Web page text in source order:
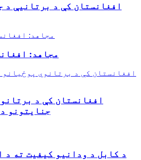
افغانستان کې د برتانیې د
مجاهد:
افغانستان کې د
جنایتونو
د کابل د ودانیو کیفیت ته د